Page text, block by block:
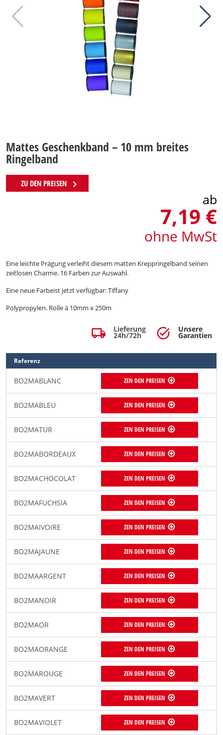
Mattes Geschenkband – 10 mm breites
Ringelband
ZU DEN PREISEN chevron_right
ab
7,19 €
ohne MwSt
Eine leichte Prägung verleiht diesem matten Kreppringelband seinen
zeitlosen Charme. 16 Farben zur Auswahl.
Eine neue Farbeist jetzt verfügbar: Tiffany
Polypropylen. Rolle à 10mm x 250m
local_shipping Lieferung
24h/72h task_alt Unsere
Garantien
Referenz
BO2MABLANC ZEN DEN PREISEN
BO2MABLEU ZEN DEN PREISEN
BO2MATUR ZEN DEN PREISEN
BO2MABORDEAUX ZEN DEN PREISEN
BO2MACHOCOLAT ZEN DEN PREISEN
BO2MAFUCHSIA ZEN DEN PREISEN
BO2MAIVOIRE ZEN DEN PREISEN
BO2MAJAUNE ZEN DEN PREISEN
BO2MAARGENT ZEN DEN PREISEN
BO2MANOIR ZEN DEN PREISEN
BO2MAOR ZEN DEN PREISEN
BO2MAORANGE ZEN DEN PREISEN
BO2MAROUGE ZEN DEN PREISEN
BO2MAVERT ZEN DEN PREISEN
BO2MAVIOLET ZEN DEN PREISEN